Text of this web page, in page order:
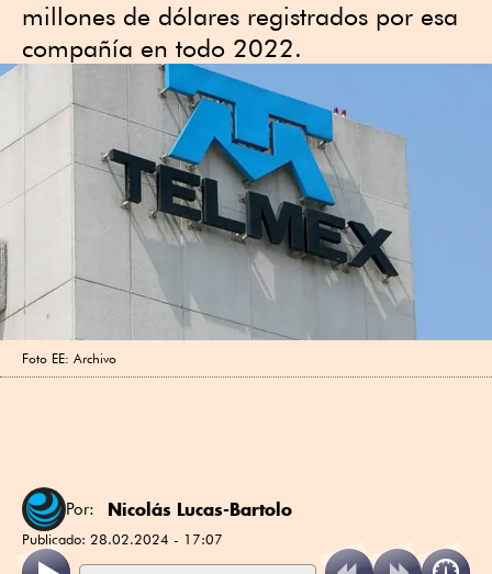
millones de dólares registrados por esa
compañía en todo 2022.
Foto EE: Archivo
Por: Nicolás Lucas-Bartolo
Publicado: 28.02.2024 - 17:07